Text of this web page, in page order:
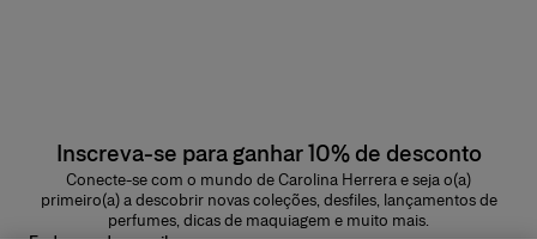
Inscreva-se para ganhar 10% de desconto
Conecte-se com o mundo de Carolina Herrera e seja o(a)
primeiro(a) a descobrir novas coleções, desfiles, lançamentos de
perfumes, dicas de maquiagem e muito mais.